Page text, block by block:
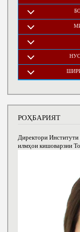
РОҲБАРИЯТ
Директори
илмҳои кишоварзии